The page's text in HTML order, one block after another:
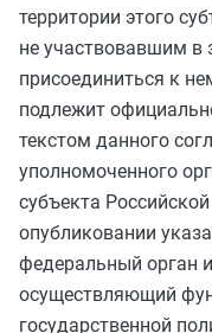
территории этого
не участвовавшим в
присоединиться к
подлежит
текстом данного
уполномоченного
субъекта
опубликовании
федеральный орган
осуществляющий
государственной